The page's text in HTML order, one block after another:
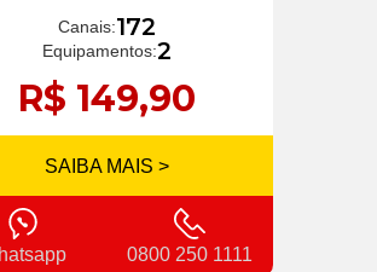
Canais:172
Equipamentos:2
R$ 149,90
SAIBA MAIS >
0800 250 1111